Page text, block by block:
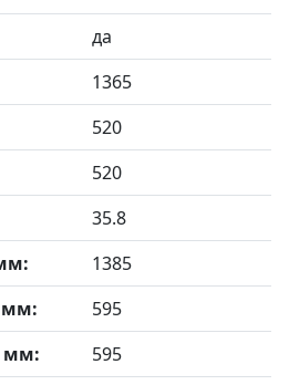
да
1365
520
520
35.8
1385
мм:
595
мм:
595